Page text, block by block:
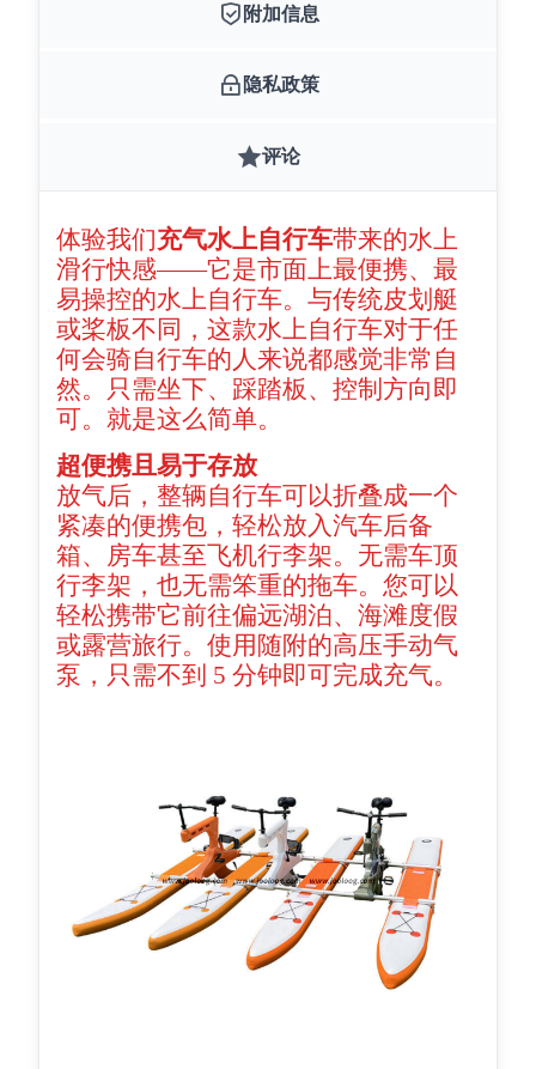
附加信息
隐私政策
评论
体验我们充气水上自行车带来的水上
滑行快感——它是市面上最便携、最
易操控的水上自行车。与传统皮划艇
或桨板不同，这款水上自行车对于任
何会骑自行车的人来说都感觉非常自
然。只需坐下、踩踏板、控制方向即
可。就是这么简单。
超便携且易于存放
放气后，整辆自行车可以折叠成一个
紧凑的便携包，轻松放入汽车后备
箱、房车甚至飞机行李架。无需车顶
行李架，也无需笨重的拖车。您可以
轻松携带它前往偏远湖泊、海滩度假
或露营旅行。使用随附的高压手动气
泵，只需不到 5 分钟即可完成充气。